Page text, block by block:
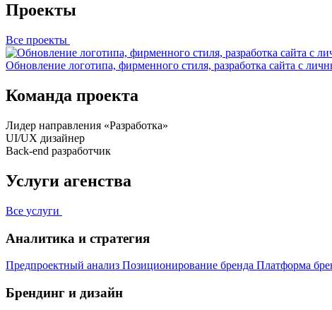
Проекты
Все проекты
Обновление логотипа, фирменного стиля, разработка сайта с
Команда проекта
Лидер направления «Разработка»
UI/UX дизайнер
Back-end разработчик
Услуги агенства
Все услуги
Аналитика и стратегия
Предпроектный анализ Позиционирование бренда Платформа
Брендинг и дизайн